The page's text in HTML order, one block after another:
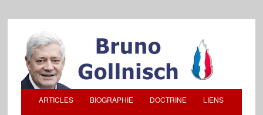
ARTICLES BIOGRAPHIE DOCTRINE LIENS